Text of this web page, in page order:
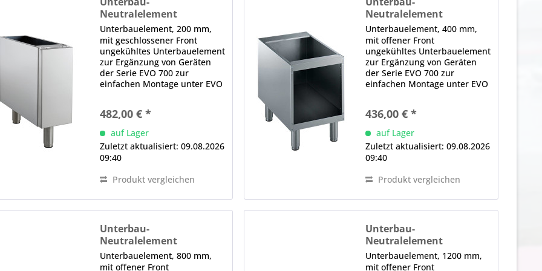
Neutralelement
UE7 / 200-G
Unterbauelement, 200 mm,
mit geschlossener Front
ungekühltes Unterbauelement
zur Ergänzung von Geräten
der Serie EVO 700 zur
einfachen Montage unter EVO
Front robuste
Edelstahlausführung mit
Scotch-Brite-Finish glatte
Oberflächen...
482,00 € *
auf Lager
Zuletzt aktualisiert: 09.08.2026
09:40
Produkt vergleichen
Neutralelement
UE7 / 400-O
Unterbauelement, 400 mm,
mit offener Front
ungekühltes Unterbauelement
zur Ergänzung von Geräten
der Serie EVO 700 zur
einfachen Montage unter EVO
bedienseitig offenem
Stauraum für griffbereite
Lagerung von
Küchenutensilien und...
436,00 € *
auf Lager
Zuletzt aktualisiert: 09.08.2026
09:40
Produkt vergleichen
Unterbau-
Neutralelement
UE7 / 800-O
Unterbauelement, 800 mm,
mit offener Front
Unterbau-
Neutralelement
UE7 / 1200-O
Unterbauelement, 1200 mm,
mit offener Front